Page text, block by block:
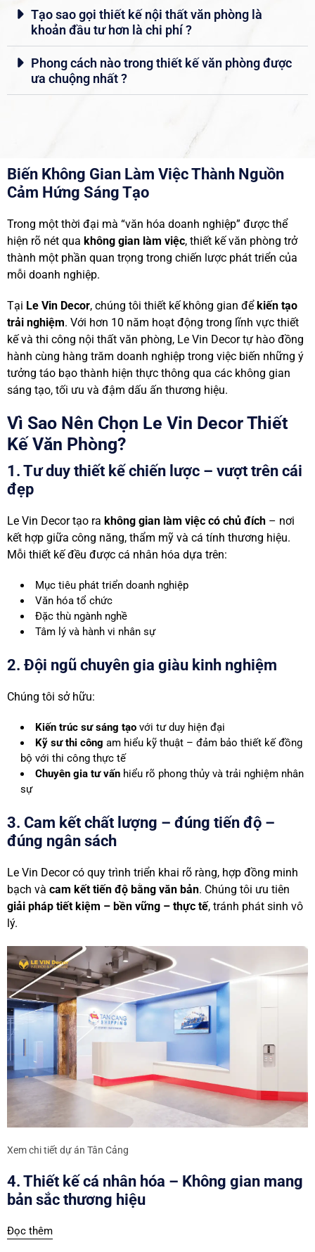
Tạo sao gọi thiết kế nội thất văn phòng là
khoản đầu tư hơn là chi phí ?
Phong cách nào trong thiết kế văn phòng được
ưa chuộng nhất ?
Biến Không Gian Làm Việc Thành Nguồn
Cảm Hứng Sáng Tạo
Trong một thời đại mà “văn hóa doanh nghiệp” được thể
hiện rõ nét qua không gian làm việc, thiết kế văn phòng trở
thành một phần quan trọng trong chiến lược phát triển của
mỗi doanh nghiệp.
Tại Le Vin Decor, chúng tôi thiết kế không gian đểkiến tạo
trải nghiệm. Với hơn 10 năm hoạt động trong lĩnh vực thiết
kế và thi công nội thất văn phòng, Le Vin Decor tự hào đồng
hành cùng hàng trăm doanh nghiệp trong việc biến những ý
tưởng táo bạo thành hiện thực thông qua các không gian
sáng tạo, tối ưu và đậm dấu ấn thương hiệu.
Vì Sao Nên Chọn Le Vin Decor Thiết
Kế Văn Phòng?
1. Tư duy thiết kế chiến lược – vượt trên cái
đẹp
Le Vin Decor tạo ra không gian làm việc có chủ đích – nơi
kết hợp giữa công năng, thẩm mỹ và cá tính thương hiệu.
Mỗi thiết kế đều được cá nhân hóa dựa trên:
Mục tiêu phát triển doanh nghiệp
Văn hóa tổ chức
Đặc thù ngành nghề
Tâm lý và hành vi nhân sự
2. Đội ngũ chuyên gia giàu kinh nghiệm
Chúng tôi sở hữu:
Kiến trúc sư sáng tạovới tư duy hiện đại
Kỹ sư thi công am hiểu kỹ thuật – đảm bảo thiết kế đồng
bộ với thi công thực tế
Chuyên gia tư vấnhiểu rõ phong thủy và trải nghiệm nhân
sự
3. Cam kết chất lượng – đúng tiến độ –
đúng ngân sách
Le Vin Decor có quy trình triển khai rõ ràng, hợp đồng minh
bạch và cam kết tiến độ bằng văn bản. Chúng tôi ưu tiên
giải pháp tiết kiệm – bền vững – thực tế, tránh phát sinh vô
lý.
Xem chi tiết dự án Tân Cảng
4. Thiết kế cá nhân hóa – Không gian mang
bản sắc thương hiệu
Đọc thêm